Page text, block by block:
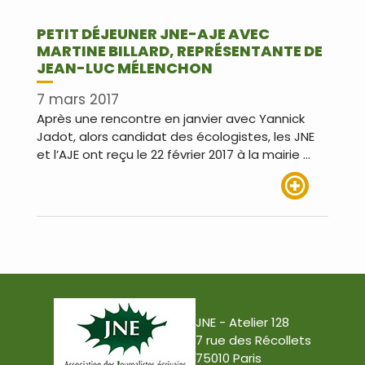
PETIT DÉJEUNER JNE-AJE AVEC
MARTINE BILLARD, REPRÉSENTANTE DE
JEAN-LUC MÉLENCHON
7 mars 2017
Après une rencontre en janvier avec Yannick
Jadot, alors candidat des écologistes, les JNE
et l’AJE ont reçu le 22 février 2017 à la mairie …
JNE - Atelier 128
7 rue des Récollets
75010 Paris